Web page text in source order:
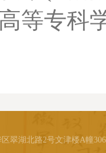
等专科
翠湖北路2号文津楼A幢